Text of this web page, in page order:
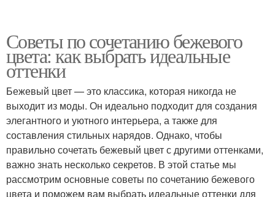
Советы по сочетанию бежевого
цвета: как выбрать идеальные
оттенки
Бежевый цвет — это классика, которая никогда не
выходит из моды. Он идеально подходит для создания
элегантного и уютного интерьера, а также для
составления стильных нарядов. Однако, чтобы
правильно сочетать бежевый цвет с другими оттенками,
важно знать несколько секретов. В этой статье мы
рассмотрим основные советы по сочетанию бежевого
цвета и поможем вам выбрать идеальные оттенки для